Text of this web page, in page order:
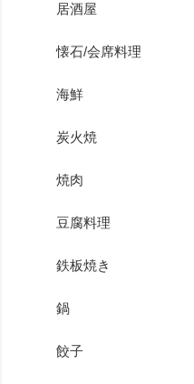
居酒屋
懐石/会席料理
海鮮
炭火焼
焼肉
豆腐料理
鉄板焼き
鍋
餃子